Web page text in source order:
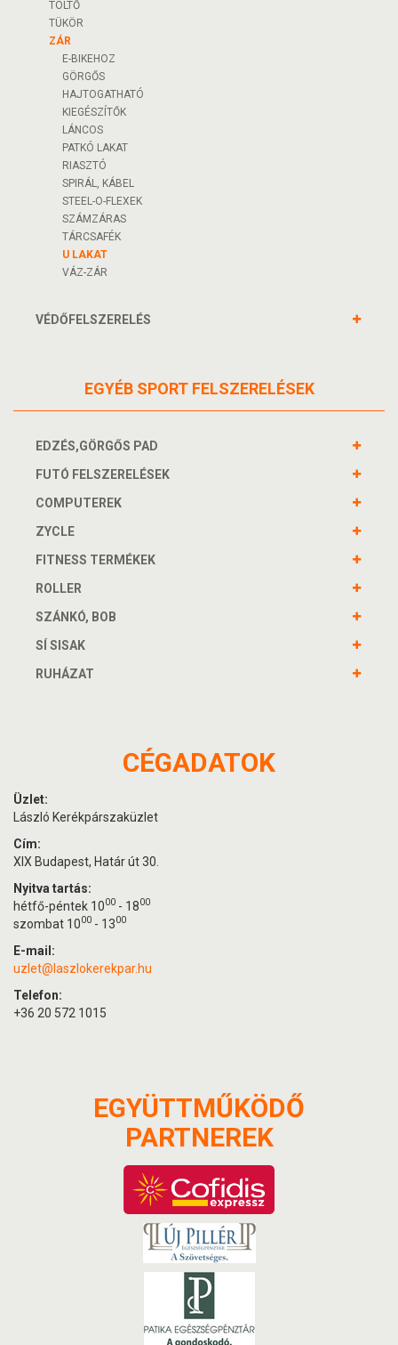
TÖLTŐ
TÜKÖR
ZÁR
E-BIKEHOZ
GÖRGŐS
HAJTOGATHATÓ
KIEGÉSZÍTŐK
LÁNCOS
PATKÓ LAKAT
RIASZTÓ
SPIRÁL, KÁBEL
STEEL-O-FLEXEK
SZÁMZÁRAS
TÁRCSAFÉK
U LAKAT
VÁZ-ZÁR
VÉDŐFELSZERELÉS
EGYÉB SPORT FELSZERELÉSEK
EDZÉS,GÖRGŐS PAD
FUTÓ FELSZERELÉSEK
COMPUTEREK
ZYCLE
FITNESS TERMÉKEK
ROLLER
SZÁNKÓ, BOB
SÍ SISAK
RUHÁZAT
CÉGADATOK
Üzlet:
László Kerékpárszaküzlet
Cím:
XIX Budapest, Határ út 30.
Nyitva tartás:
hétfő-péntek 1000 - 1800
szombat 1000 - 1300
E-mail:
uzlet@laszlokerekpar.hu
Telefon:
+36 20 572 1015
EGYÜTTMŰKÖDŐ
PARTNEREK